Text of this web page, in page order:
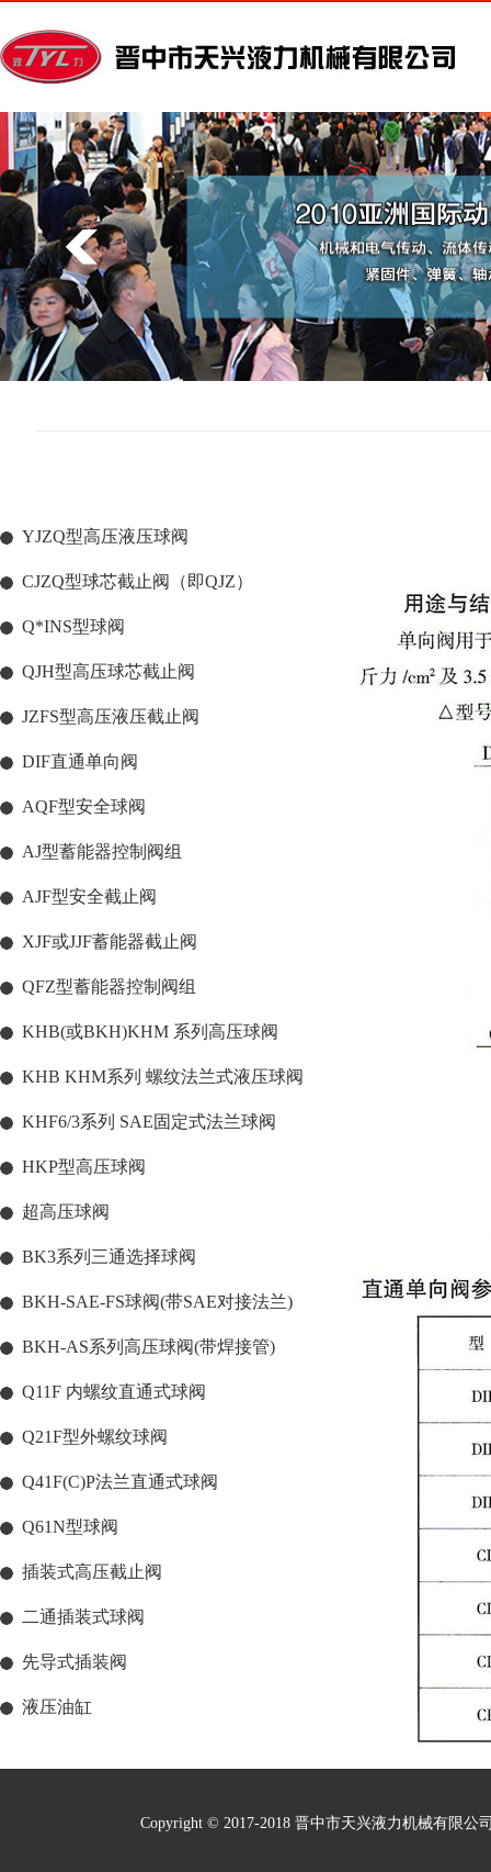
YJZQ型高压液压球阀
CJZQ型球芯截止阀（即QJZ）
Q*INS型球阀
QJH型高压球芯截止阀
JZFS型高压液压截止阀
DIF直通单向阀
AQF型安全球阀
AJ型蓄能器控制阀组
AJF型安全截止阀
XJF或JJF蓄能器截止阀
QFZ型蓄能器控制阀组
KHB(或BKH)KHM 系列高压球阀
KHB KHM系列 螺纹法兰式液压球阀
KHF6/3系列 SAE固定式法兰球阀
HKP型高压球阀
超高压球阀
BK3系列三通选择球阀
BKH-SAE-FS球阀(带SAE对接法兰)
BKH-AS系列高压球阀(带焊接管)
Q11F 内螺纹直通式球阀
Q21F型外螺纹球阀
Q41F(C)P法兰直通式球阀
Q61N型球阀
插装式高压截止阀
二通插装式球阀
先导式插装阀
液压油缸
Copyright © 2017-2018 晋中市天兴液力机械有限公